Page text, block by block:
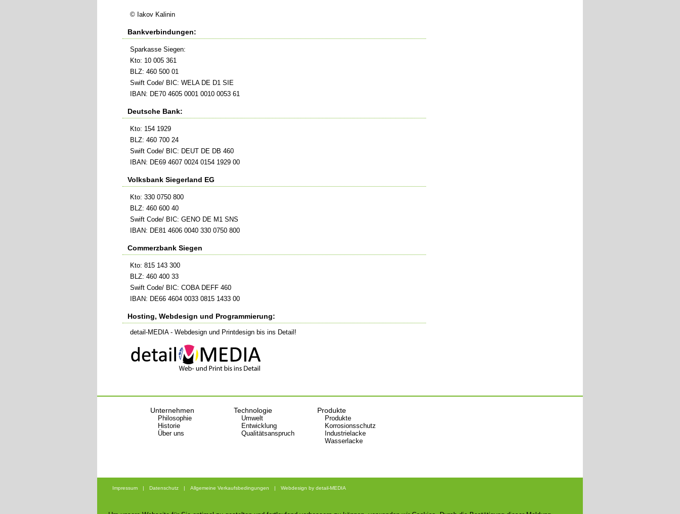
© Iakov Kalinin
Bankverbindungen:
Sparkasse Siegen:
Kto: 10 005 361
BLZ: 460 500 01
Swift Code/ BIC: WELA DE D1 SIE
IBAN: DE70 4605 0001 0010 0053 61
Deutsche Bank:
Kto: 154 1929
BLZ: 460 700 24
Swift Code/ BIC: DEUT DE DB 460
IBAN: DE69 4607 0024 0154 1929 00
Volksbank Siegerland EG
Kto: 330 0750 800
BLZ: 460 600 40
Swift Code/ BIC: GENO DE M1 SNS
IBAN: DE81 4606 0040 330 0750 800
Commerzbank Siegen
Kto: 815 143 300
BLZ: 460 400 33
Swift Code/ BIC: COBA DEFF 460
IBAN: DE66 4604 0033 0815 1433 00
Hosting, Webdesign und Programmierung:
detail-MEDIA - Webdesign und Printdesign bis ins Detail!
Unternehmen
Philosophie
Historie
Über uns
Technologie
Umwelt
Entwicklung
Qualitätsanspruch
Produkte
Produkte
Korrosionsschutz
Industrielacke
Wasserlacke
Impressum | Datenschutz | Allgemeine Verkaufsbedingungen | Webdesign by detail-MEDIA